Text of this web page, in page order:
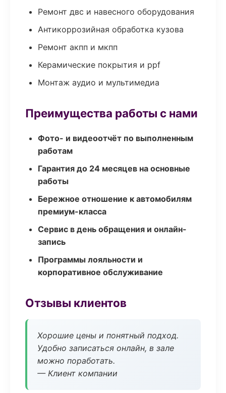
Ремонт двс и навесного оборудования
Антикоррозийная обработка кузова
Ремонт акпп и мкпп
Керамические покрытия и ppf
Монтаж аудио и мультимедиа
Преимущества работы с нами
Фото- и видеоотчёт по выполненным
работам
Гарантия до 24 месяцев на основные
работы
Бережное отношение к автомобилям
премиум-класса
Сервис в день обращения и онлайн-
запись
Программы лояльности и
корпоративное обслуживание
Отзывы клиентов
Хорошие цены и понятный подход.
Удобно записаться онлайн, в зале
можно поработать.
— Клиент компании